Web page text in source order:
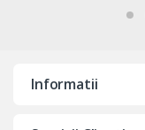
Informatii